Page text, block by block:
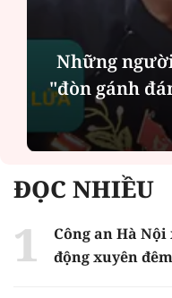
Những
"đòn gánh
ĐỌC NHIỀU
Công an Hà
động xuyên đêm